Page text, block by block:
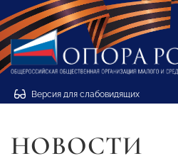
Версия для слабовидящих
НОВОСТИ